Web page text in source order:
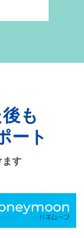
も
ート
ます